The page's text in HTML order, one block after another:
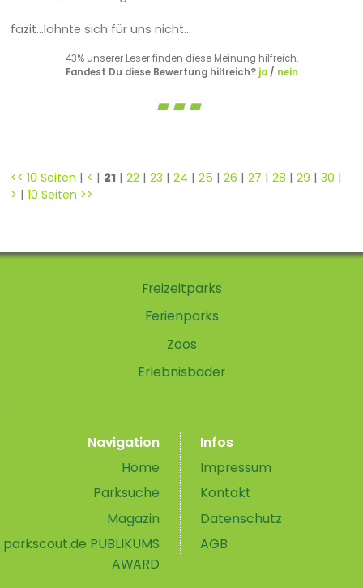
fazit...lohnte sich für uns nicht...
43% unserer Leser finden diese Meinung hilfreich.
Fandest Du diese Bewertung hilfreich? ja/ nein
<< 10 Seiten | < | 21| 22| 23 | 24 | 25 | 26 | 27 | 28 | 29 | 30 |
> | 10 Seiten >>
Freizeitparks
Ferienparks
Zoos
Erlebnisbäder
Navigation
Home
Parksuche
Magazin
parkscout.de PUBLIKUMS
AWARD
Infos
Impressum
Kontakt
Datenschutz
AGB